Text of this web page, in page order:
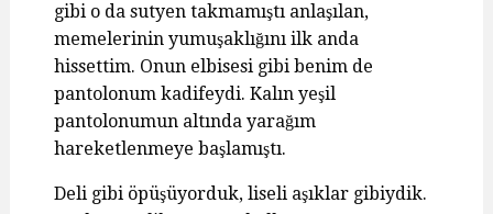
gibi o da sutyen takmamıştı anlaşılan,
memelerinin yumuşaklığını ilk anda
hissettim. Onun elbisesi gibi benim de
pantolonum kadifeydi. Kalın yeşil
pantolonumun altında yarağım
hareketlenmeye başlamıştı.
Deli gibi öpüşüyorduk, liseli aşıklar gibiydik.